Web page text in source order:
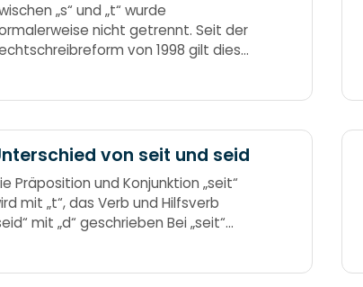
„s“ und „t“ wurde
nicht getrennt. Seit der
von 1998 gilt diese
Ligatur und wurde daher nie
Trenne nie das „s“ vom „t“,
nie getrennt,
von seit und seid
Präposition und Konjunktion „seit“
mit „t“, das Verb und Hilfsverb
mit „d“ geschrieben Bei „seit“